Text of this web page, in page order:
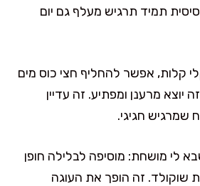
תמיד תרגיש מעלף גם יום
קלות, אפשר להחליף חצי כוס מים
יוצא מרענן ומפתיע. זה עדיין
שמרגיש חגיגי.
לי מושחת: מוסיפה לבלילה חופן
שוקולד. זה הופך את העוגה